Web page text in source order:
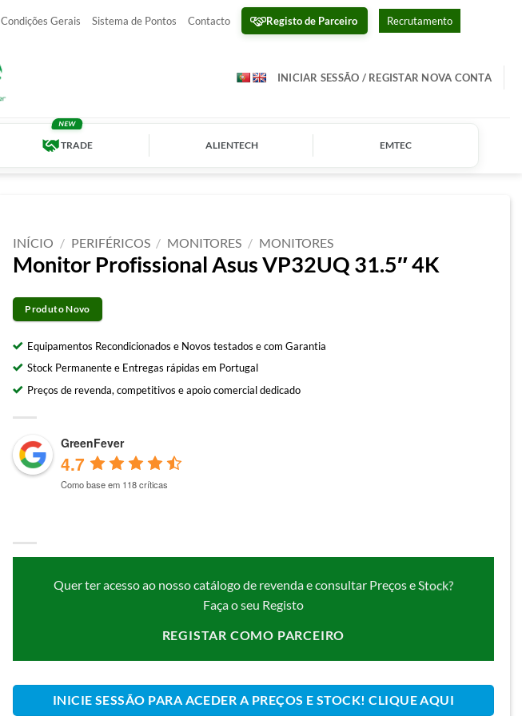
Condições Gerais Sistema de Pontos Contacto Registo de Parceiro Recrutamento
INICIAR SESSÃO / REGISTAR NOVA CONTA
TRADE ALIENTECH EMTEC
INÍCIO / PERIFÉRICOS / MONITORES / MONITORES
Monitor Profissional Asus VP32UQ 31.5″ 4K
Produto Novo
Equipamentos Recondicionados e Novos testados e com Garantia
Stock Permanente e Entregas rápidas em Portugal
Preços de revenda, competitivos e apoio comercial dedicado
GreenFever
4.7
Como base em 118 críticas
Quer ter acesso ao nosso catálogo de revenda e consultar Preços e Stock?
Faça o seu Registo
REGISTAR COMO PARCEIRO
INICIE SESSÃO PARA ACEDER A PREÇOS E STOCK! CLIQUE AQUI